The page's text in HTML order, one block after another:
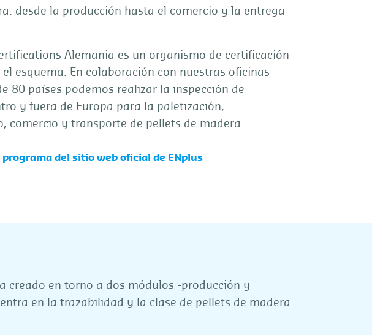
desde la producción hasta el comercio y la entrega
Alemania es un organismo de certificación
esquema. En colaboración con nuestras oficinas
80 países podemos realizar la inspección de
y fuera de Europa para la paletización,
comercio y transporte de pellets de madera.
programa del sitio web oficial de ENplus
creado en torno a dos módulos -producción y
en la trazabilidad y la clase de pellets de madera